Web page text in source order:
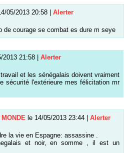
05/2013 20:58 | Alerter
de courage se combat es dure m seye
2013 21:58 Alerter
et les sénégalais doivent vraiment
sécurité l'extérieure mes félicitation mr
le 14/05/2013 23:44 Alerter
la vie en Espagne: assassine .
et noir, en somme , il est un